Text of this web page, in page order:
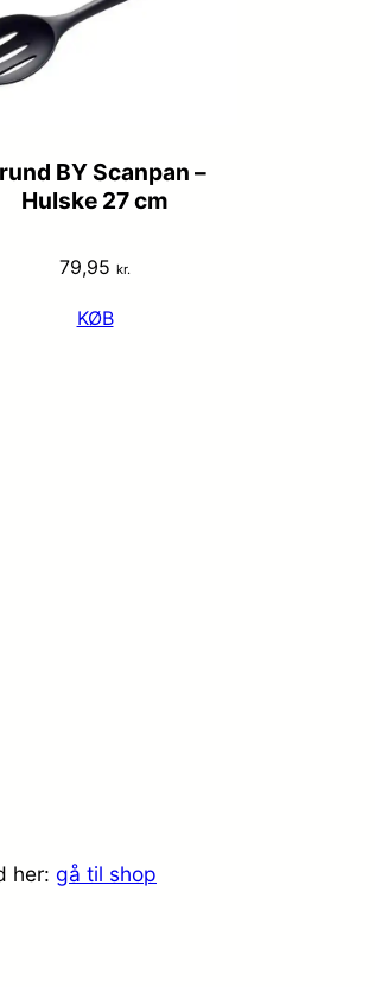
BY Scanpan –
Hulske 27 cm
79,95 kr.
KØB
her: gå til shop